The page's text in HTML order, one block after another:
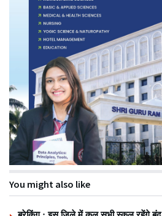
You might also like